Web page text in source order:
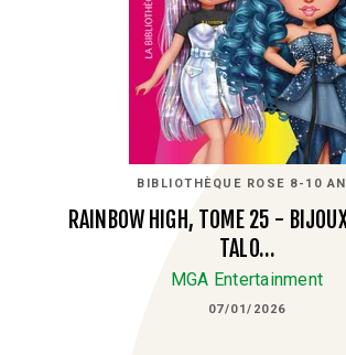
BIBLIOTHÈQUE ROSE 8-10
RAINBOW HIGH, TOME 25 -
TALO…
MGA Entertainment
07/01/2026